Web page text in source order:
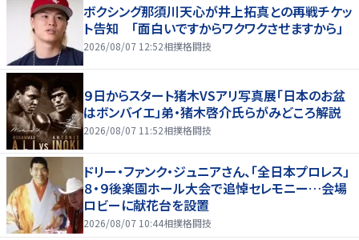
ボクシング那須川天心が井上拓真との再戦チケッ
ト告知 「面白いですからワクワクさせますから」
2026/08/07 12:52相撲格闘技
９日からスタート猪木VSアリ写真展「日本のお盆
はボンバイエ」弟・猪木啓介氏らがみどころ解説
2026/08/07 11:52相撲格闘技
ドリー・ファンク・ジュニアさん、「全日本プロレス」
８・９後楽園ホール大会で追悼セレモニー…会場
ロビーに献花台を設置
2026/08/07 10:44相撲格闘技